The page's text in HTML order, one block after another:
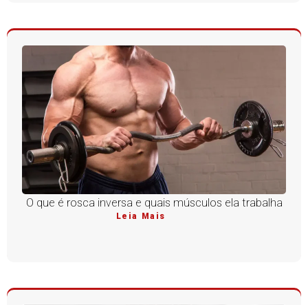
O que é rosca inversa e quais músculos ela trabalha
Leia Mais